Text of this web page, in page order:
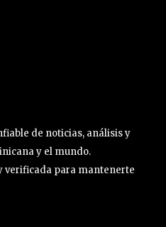
de noticias, análisis y
y el mundo.
verificada para mantenerte